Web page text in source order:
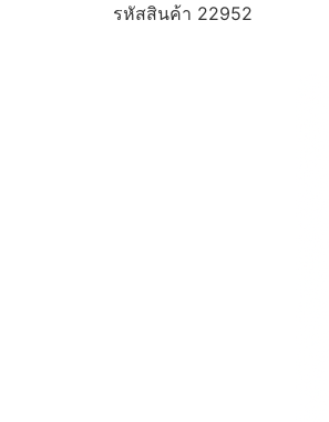
รหัสสินค้า 22952